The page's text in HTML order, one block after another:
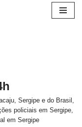
Sergipe e do Brasil,
policiais em Sergipe,
em Sergipe